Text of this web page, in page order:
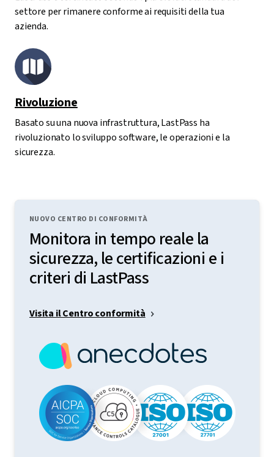
settore per rimanere conforme ai requisiti della tua
azienda.
Rivoluzione
Basato su una nuova infrastruttura, LastPass ha
rivoluzionato lo sviluppo software, le operazioni e la
sicurezza.
NUOVO CENTRO DI CONFORMITÀ
Monitora in tempo reale la
sicurezza, le certificazioni e i
criteri di LastPass
Visita il Centro conformità